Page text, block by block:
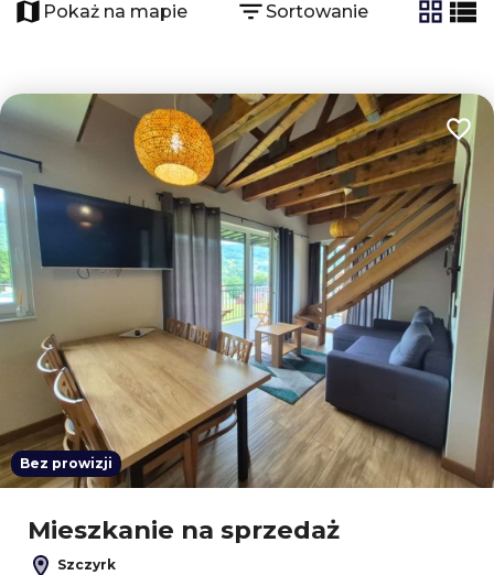
Pokaż na mapie Sortowanie
tabela
Bez prowizji
Mieszkanie na sprzedaż
Szczyrk